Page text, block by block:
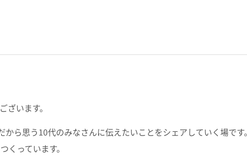
ざいます。
ら思う10代のみなさんに伝えたいことをシェアしていく場で
くっています。